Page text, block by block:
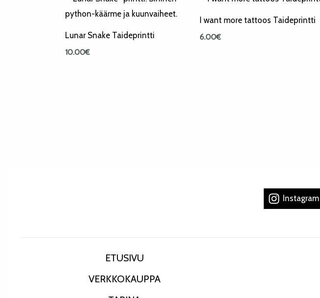
Lunar Snake Taideprintti
10.00€
I want more tattoos Taideprintti
6.00€
Instagram
ETUSIVU
VERKKOKAUPPA